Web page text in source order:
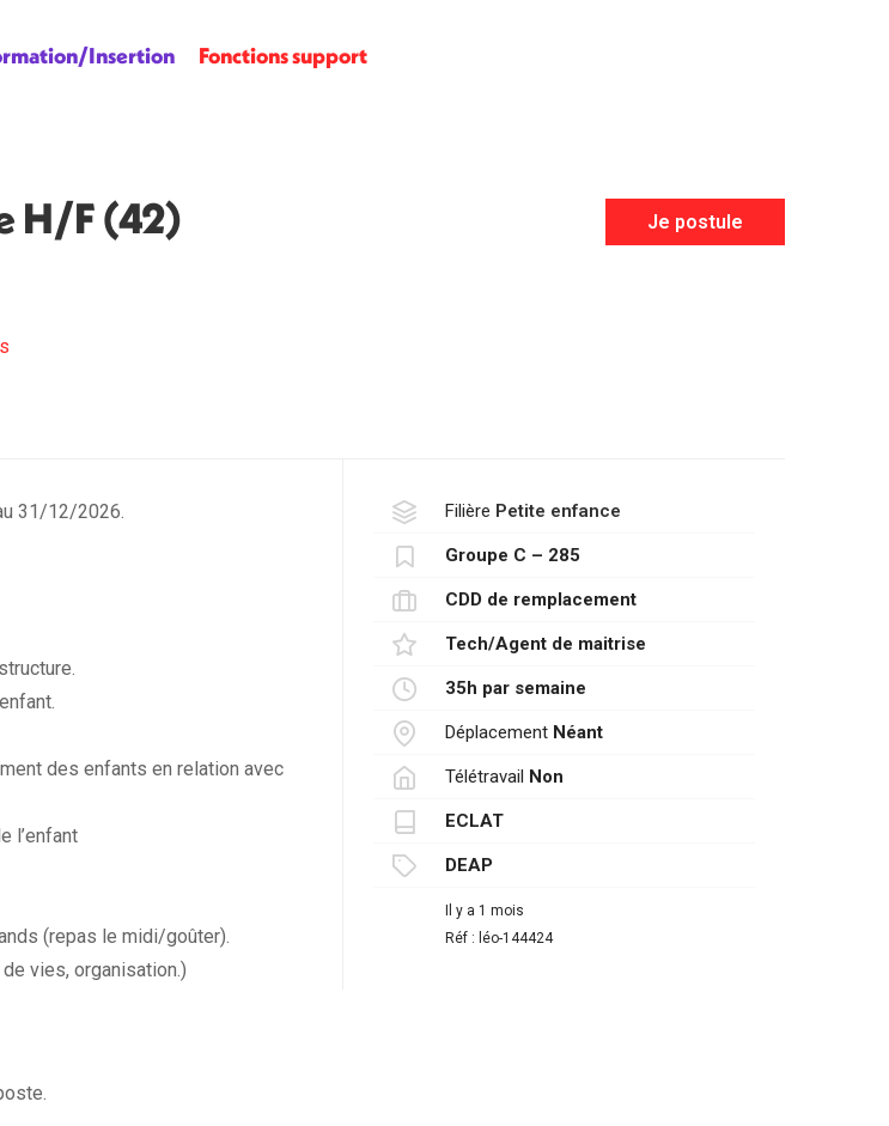
Insertion Fonctions support
H/F (42) Je postule
31/12/2026.
des enfants en relation avec
l’enfant
(repas le midi/goûter).
vies, organisation.)
Filière Petite enfance
Groupe C – 285
CDD de remplacement
Tech/Agent de maitrise
35h par semaine
Déplacement Néant
Télétravail Non
ECLAT
DEAP
Il y a 1 mois
Réf : léo-144424